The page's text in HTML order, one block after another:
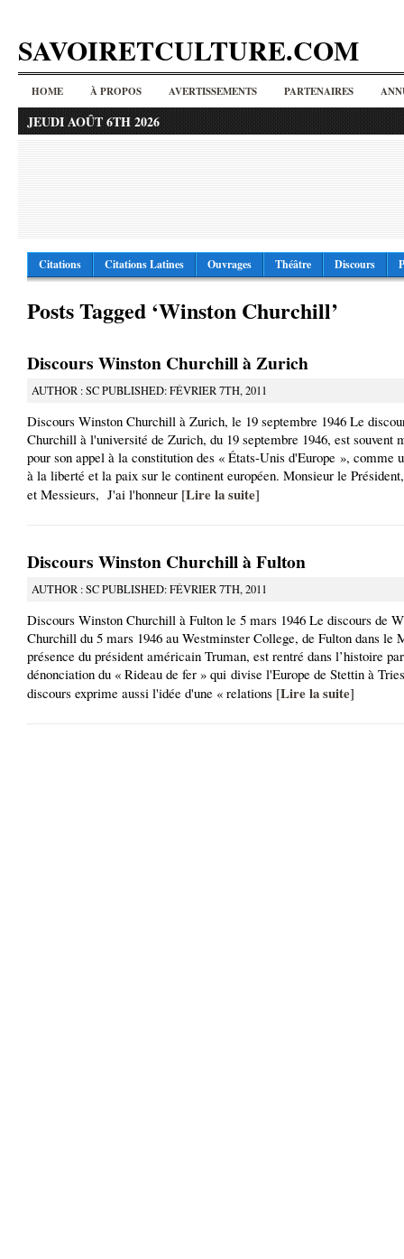
SAVOIRETCULTURE.COM
HOME À PROPOS AVERTISSEMENTS PARTENAIRES
JEUDI AOÛT 6TH 2026
Citations Citations Latines Ouvrages Théâtre Discours
Posts Tagged ‘Winston Churchill’
Discours Winston Churchill à Zurich
AUTHOR : SC PUBLISHED: FÉVRIER 7TH, 2011
Discours Winston Churchill à Zurich, le 19 septembre 1946 Le
Churchill à l'université de Zurich, du 19 septembre 1946, est souvent
pour son appel à la constitution des « États-Unis d'Europe », comme
à la liberté et la paix sur le continent européen. Monsieur le
et Messieurs, J'ai l'honneur [Lire la suite]
Discours Winston Churchill à Fulton
AUTHOR : SC PUBLISHED: FÉVRIER 7TH, 2011
Discours Winston Churchill à Fulton le 5 mars 1946 Le discours de
Churchill du 5 mars 1946 au Westminster College, de Fulton dans le
présence du président américain Truman, est rentré dans l’histoire
dénonciation du « Rideau de fer » qui divise l'Europe de Stettin à
discours exprime aussi l'idée d'une « relations [Lire la suite]